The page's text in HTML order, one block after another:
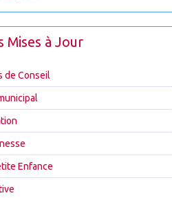
Mises à Jour
de Conseil
Enfance